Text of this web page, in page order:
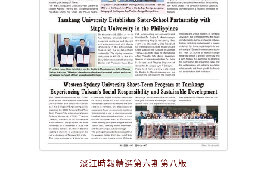
淡江時報精選第六期第八版